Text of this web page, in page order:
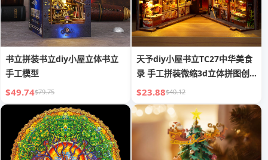
书立拼装书立diy小屋立体书立
手工模型
$49.74$79.75
天予diy小屋书立TC27中华美食
录 手工拼装微缩3d立体拼图创
意礼物
$23.88$40.12